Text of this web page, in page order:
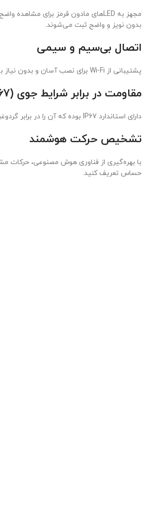
بدون نویز و واضح ثبت می‌شوند.
اتصال بی‌سیم و سیمی
پشتیبانی از Wi-Fi برای نصب آسان و بدون نیاز به کابل‌کشی پیچیده را دارد. در صورت نیاز، امکان اتصال از طریق کابل شبکه (Ethernet) نیز فراهم است و این قابلیت انعطاف‌پذیری بالایی در نصب و راه‌اندازی ایجاد می‌کند.
مقاومت در برابر شرایط جوی (IP67)
دارای استاندارد IP67 بوده که آن را در برابر گردوغبار و آب مقاوم می‌سازد. برای استفاده در فضاهای باز مانند حیاط، پارکینگ و ورودی ساختمان‌ها مناسب است.
تشخیص حرکت هوشمند
با بهره‌گیری از فناوری هوش مصنوعی، حرکات
حساس تعریف کنید.